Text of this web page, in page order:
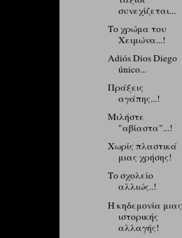
συνεχίζεται...
Το χρώμα του
Χειμώνα...!
Adiós Dios Diego
único...
Πράξεις
αγάπης...!
Μιλήστε
"αβίαστα"...!
Χωρίς πλαστικά
μιας χρήσης!
Το σχολείο
αλλιώς..!
Η κηδεμονία μιας
ιστορικής
αλλαγής!